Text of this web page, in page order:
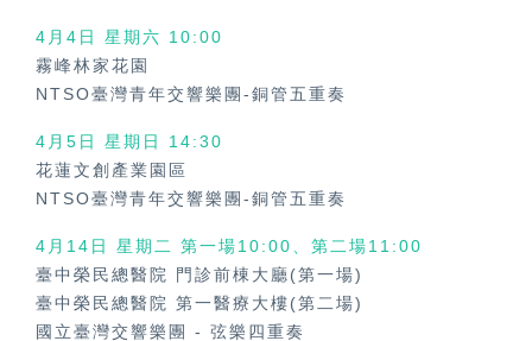
4月4日 星期六 10:00
霧峰林家花園
NTSO臺灣青年交響樂團-銅管五重奏
4月5日 星期日
14:30
花蓮文創產業園區
NTSO臺灣青年交響樂團-銅管五重奏
4月14日 星期二 第一場10:00、第二場11:00
臺中榮民總醫院 門診前棟大廳(第一場)
臺中榮民總醫院 第一醫療大樓(第二場)
國立臺灣交響樂團 - 弦樂四重奏